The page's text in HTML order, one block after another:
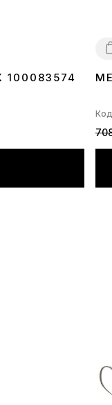
100083574